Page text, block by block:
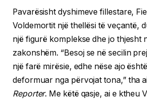
Pavarësisht dyshimeve fillestare,
Voldemortit një thellësi të veçantë,
një figurë komplekse dhe jo thjesht
zakonshëm. “Besoj se në secilin
një farë mirësie, edhe nëse ajo
deformuar nga përvojat tona,” tha
Reporter. Me këtë qasje, ai e ktheu